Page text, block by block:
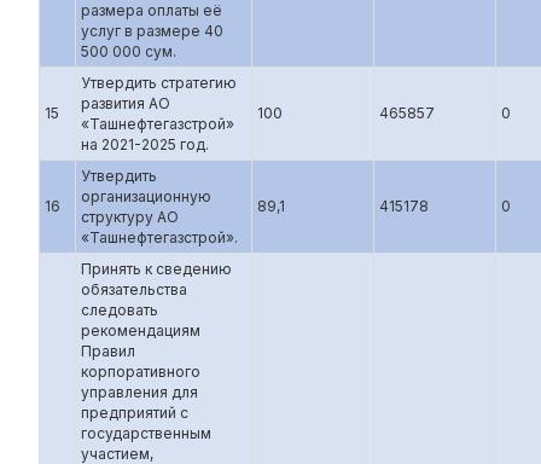
размера оплаты её
услуг в размере 40
500 000 сум.
15
Утвердить стратегию
развития АО
«Ташнефтегазстрой»
на 2021-2025 год.
100 465857 0
16
Утвердить
организационную
структуру АО
«Ташнефтегазстрой».
89,1 415178 0
Принять к сведению
обязательства
следовать
рекомендациям
Правил
корпоративного
управления для
предприятий с
государственным
участием,